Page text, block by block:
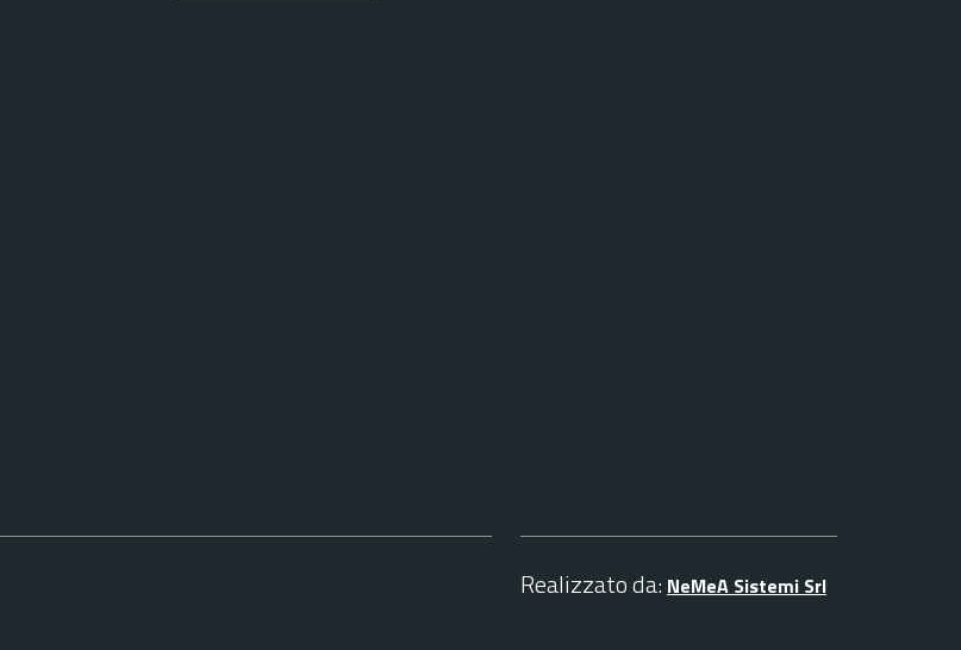
Realizzato da: NeMeA Sistemi Srl